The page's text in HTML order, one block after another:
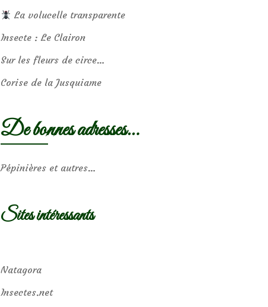
La volucelle transparente
Insecte : Le Clairon
Sur les fleurs de circe…
Corise de la Jusquiame
De bonnes adresses…
Pépinières et autres…
Sites intéressants
Natagora
Insectes.net